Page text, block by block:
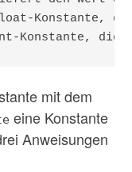
die
Konstante,
mit dem
eine Konstante
Anweisungen